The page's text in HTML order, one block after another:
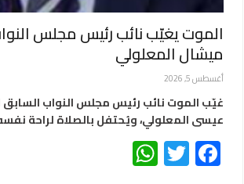
الموت يغيّب نائب رئيس مجلس
ميشال المعلولي
أغسطس 5, 2026
غيّب الموت نائب رئيس مجلس النواب
عيسى المعلولي، ويُحتفل بالصلاة لراحة
Facebook
Twitter